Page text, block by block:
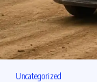
Uncategorized